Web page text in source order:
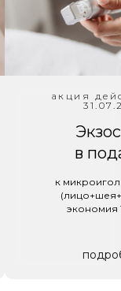
акция
в
к
экономия